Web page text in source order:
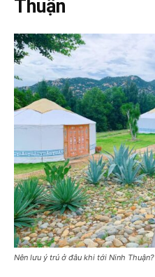
Thuận
Nên lưu ý trú ở đâu khi tới Ninh Thuận?